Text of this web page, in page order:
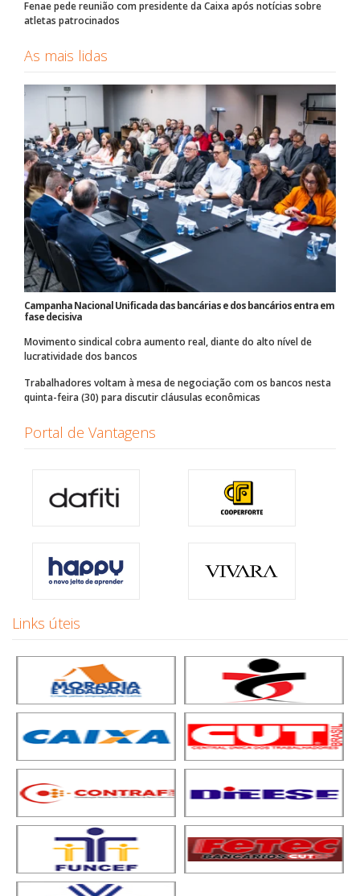
Fenae pede reunião com presidente da Caixa após notícias sobre
atletas patrocinados
As mais lidas
Campanha Nacional Unificada das bancárias e dos bancários entra em
fase decisiva
Movimento sindical cobra aumento real, diante do alto nível de
lucratividade dos bancos
Trabalhadores voltam à mesa de negociação com os bancos nesta
quinta-feira (30) para discutir cláusulas econômicas
Portal de Vantagens
Links úteis